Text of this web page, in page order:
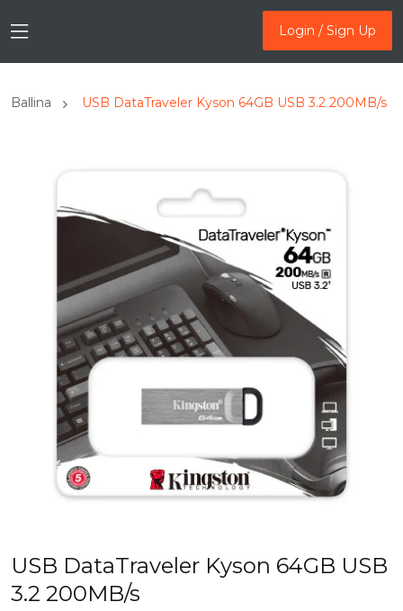
Login / Sign Up
Login / Sign Up
Ballina USB DataTraveler Kyson 64GB USB 3.2 200MB/s
USB DataTraveler Kyson 64GB USB
3.2 200MB/s